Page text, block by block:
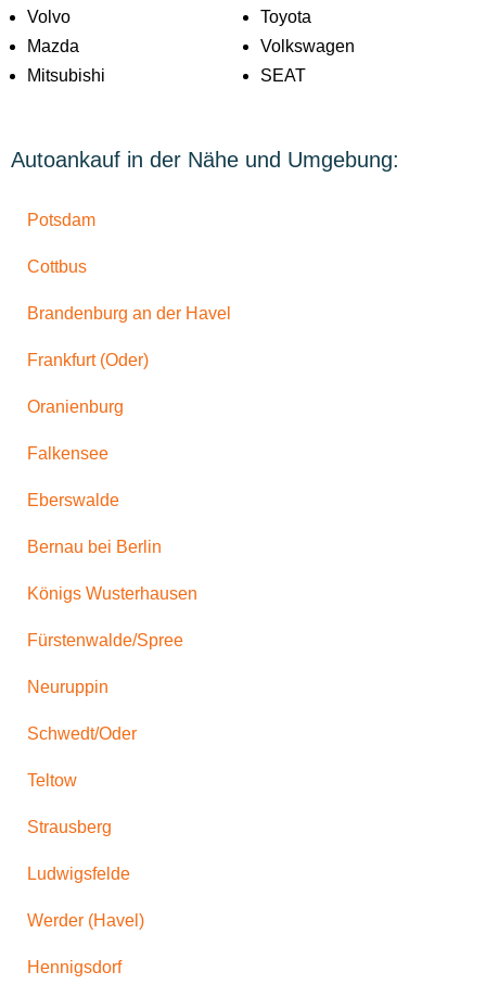
Volvo
Mazda
Mitsubishi
Toyota
Volkswagen
SEAT
Autoankauf in der Nähe und Umgebung:
Potsdam
Cottbus
Brandenburg an der Havel
Frankfurt (Oder)
Oranienburg
Falkensee
Eberswalde
Bernau bei Berlin
Königs Wusterhausen
Fürstenwalde/Spree
Neuruppin
Schwedt/Oder
Teltow
Strausberg
Ludwigsfelde
Werder (Havel)
Hennigsdorf